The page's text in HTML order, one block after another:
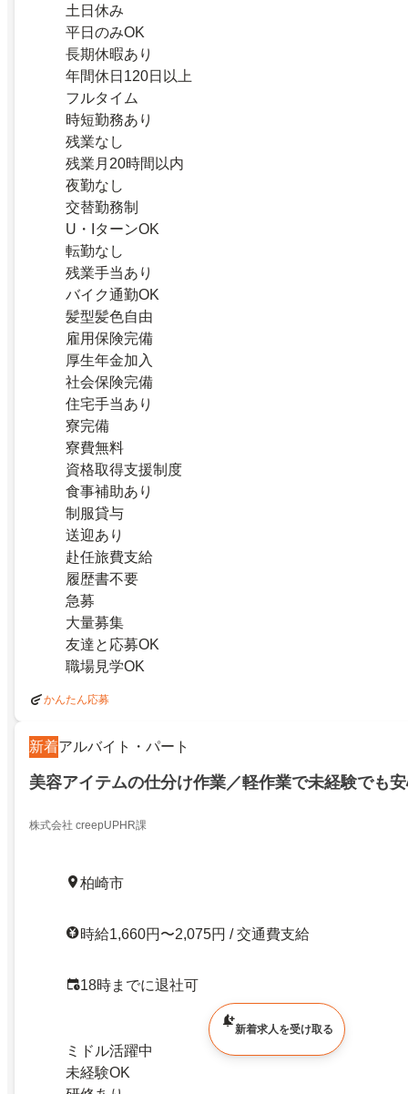
土日休み
平日のみOK
長期休暇あり
年間休日120日以上
フルタイム
時短勤務あり
残業なし
残業月20時間以内
夜勤なし
交替勤務制
U・IターンOK
転勤なし
残業手当あり
バイク通勤OK
髪型髪色自由
雇用保険完備
厚生年金加入
社会保険完備
住宅手当あり
寮完備
寮費無料
資格取得支援制度
食事補助あり
制服貸与
送迎あり
赴任旅費支給
履歴書不要
急募
大量募集
友達と応募OK
職場見学OK
かんたん応募
新着アルバイト・パート
美容アイテムの仕分け作業／軽作業で未経験でも
株式会社 creepUPHR課
柏崎市
時給1,660円〜2,075円 / 交通費支給
18時までに退社可
ミドル活躍中
未経験OK
新着求人を受け取る